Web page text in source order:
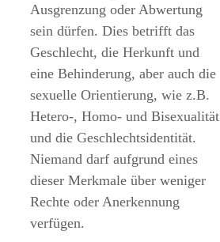
Ausgrenzung oder Abwertung
sein dürfen. Dies betrifft das
Geschlecht, die Herkunft und
eine Behinderung, aber auch die
sexuelle Orientierung, wie z.B.
Hetero-, Homo- und Bisexualität
und die Geschlechtsidentität.
Niemand darf aufgrund eines
dieser Merkmale über weniger
Rechte oder Anerkennung
verfügen.